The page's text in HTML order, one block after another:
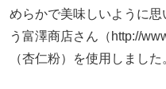
めらかで美味しいように
う富澤商店さん（http://
（杏仁粉）を使用しました